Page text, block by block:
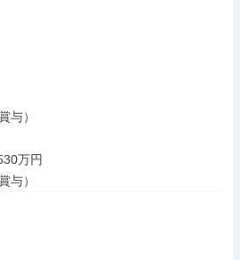
与）
万円
与）